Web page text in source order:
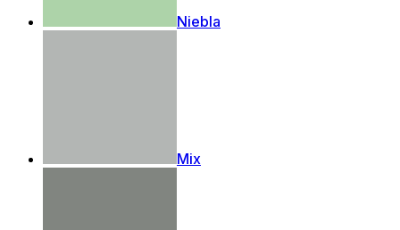
Niebla
Mix